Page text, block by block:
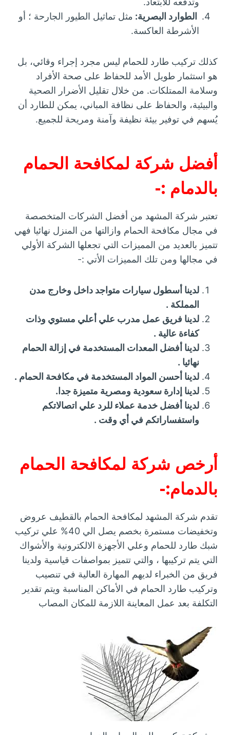
الطوارد البصرية: مثل تماثيل الطيور الجارحة ؛ أو
الأشرطة العاكسة.
كذلك تركيب طارد للحمام ليس مجرد إجراء وقائي، بل
هو استثمار طويل الأمد للحفاظ على صحة الأفراد
وسلامة الممتلكات. من خلال تقليل الأضرار الصحية
والبيئية، والحفاظ على نظافة المباني، يمكن للطارد أن
يُسهم في توفير بيئة نظيفة وآمنة ومريحة للجميع.
أفضل شركة لمكافحة الحمام
بالدمام :-
تعتبر شركة المشهد من أفضل الشركات المتخصصة
في مجال مكافحة الحمام وازالتها من المنزل نهائيا فهي
تتميز بالعديد من المميزات التي تجعلها الشركة الأولي
في مجالها ومن تلك المميزات الأتي :-
لدينا أسطول سيارات متواجد داخل وخارج مدن
المملكة .
لدينا فريق عمل مدرب علي أعلي مستوي وذات
كفاءة عالية .
لدينا أفضل المعدات المستخدمة في إزالة الحمام
نهائيا .
لدينا أحسن المواد المستخدمة في مكافحة الحمام .
لدينا إدارة سعودية ومصرية متميزة جدا.
لدينا أفضل خدمة عملاء للرد علي اتصالاتكم
واستفساراتكم في أي وقت .
أرخص شركة لمكافحة الحمام
بالدمام:-
تقدم شركة المشهد لمكافحة الحمام بالقطيف عروض
وتخفيضات مستمرة بخصم يصل الي 40% علي تركيب
شبك طارد للحمام وعلي الأجهزة الالكترونية والأشواك
التي يتم تركيبها ، والتي تتميز بمواصفات قياسية ولدينا
فريق من الخبراء لديهم المهارة العالية في تنصيب
وتركيب طارد الحمام في الأماكن المناسبة ويتم تقدير
التكلفة بعد عمل المعاينة اللازمة للمكان المصاب